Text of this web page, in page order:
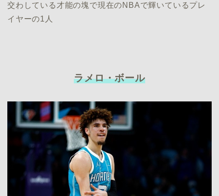
交わしている才能の塊で現在のNBAで輝いているプレ
イヤーの1人
ラメロ・ボール